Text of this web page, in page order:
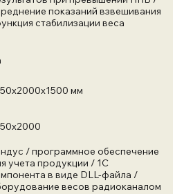
показаний взвешивания
стабилизации веса
мм
/ программное обеспечение
учета продукции / 1С
в виде DLL-файла /
весов радиоканалом